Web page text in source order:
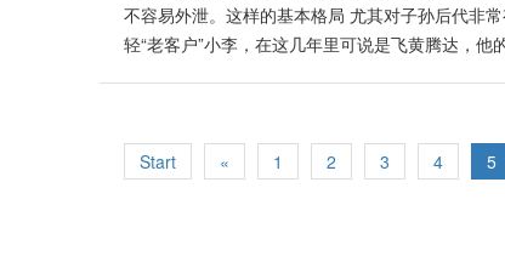
室，我建议必须放置屏风以隔开两者，看起来也
一天！ 作者言论仅供参考，不代表本报立场
不容易外泄。这样的基本格局 尤其对子孙后代非
轻“老客户”小李，在这几年里可说是飞黄腾达，
前的市道欠佳，导致在房产界里不断涌现许多价
Start « 1 2 3 4 5